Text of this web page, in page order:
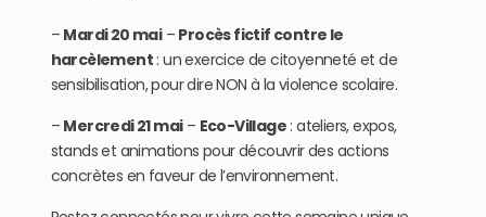
– Mardi 20 mai– Procès fictif contre le
harcèlement: un exercice de citoyenneté et de
sensibilisation, pour dire NON à la violence scolaire.
– Mercredi 21 mai– Eco-Village : ateliers, expos,
stands et animations pour découvrir des actions
concrètes en faveur de l’environnement.